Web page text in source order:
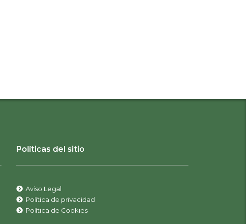
Políticas del sitio
Aviso Legal
Política de privacidad
Política de Cookies